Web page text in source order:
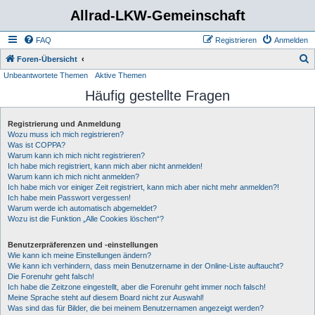
Allrad-LKW-Gemeinschaft
FAQ Anmelden
Registrieren
Foren-Übersicht
h
Unbeantwortete Themen Aktive Themen
Häufig gestellte Fragen
Registrierung und Anmeldung
Wozu muss ich mich registrieren?
Was ist COPPA?
Warum kann ich mich nicht registrieren?
Ich habe mich registriert, kann mich aber nicht anmelden!
Warum kann ich mich nicht anmelden?
Ich habe mich vor einiger Zeit registriert, kann mich aber nicht mehr anmelden?!
Ich habe mein Passwort vergessen!
Warum werde ich automatisch abgemeldet?
Wozu ist die Funktion „Alle Cookies löschen“?
Benutzerpräferenzen und -einstellungen
Wie kann ich meine Einstellungen ändern?
Wie kann ich verhindern, dass mein Benutzername in der Online-Liste auftaucht?
Die Forenuhr geht falsch!
Ich habe die Zeitzone eingestellt, aber die Forenuhr geht immer noch falsch!
Meine Sprache steht auf diesem Board nicht zur Auswahl!
Was sind das für Bilder, die bei meinem Benutzernamen angezeigt werden?